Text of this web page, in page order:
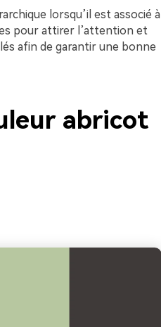
lorsqu’il est associé à
pour attirer l’attention et
afin de garantir une bonne
abricot